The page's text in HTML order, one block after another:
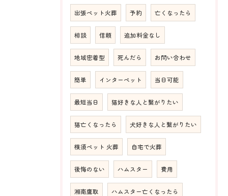
出張ペット火葬 予約 亡くなったら
相談 信頼 追加料金なし
地域密着型 死んだら お問い合わせ
簡単 インターペット 当日可能
最短当日 猫好きな人と繋がりたい
猫亡くなったら 犬好きな人と繋がりたい
横須ペット 火葬 自宅で火葬
後悔のない ハムスター 費用
湘南鷹取 ハムスター亡くなったら